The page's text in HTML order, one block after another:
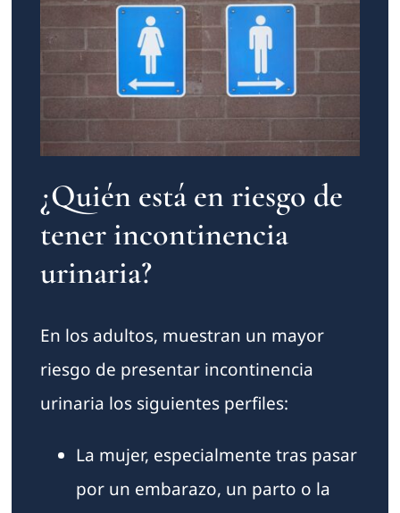
¿Quién está en riesgo de
tener incontinencia
urinaria?
En los adultos, muestran un mayor
riesgo de presentar incontinencia
urinaria los siguientes perfiles:
La mujer, especialmente tras pasar
por un embarazo, un parto o la